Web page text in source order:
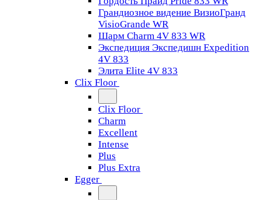
Грандиозное видение ВизиоГранд
VisioGrande WR
Шарм Charm 4V 833 WR
Экспедиция Экспедишн Expedition
4V 833
Элита Elite 4V 833
Clix Floor
Clix Floor
Charm
Excellent
Intense
Plus
Plus Extra
Egger